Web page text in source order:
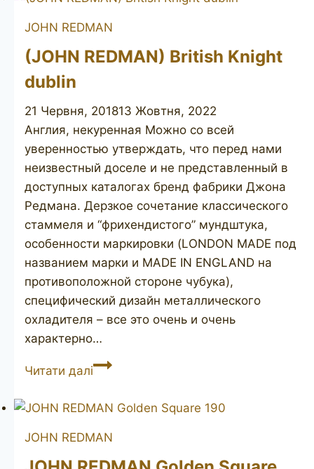
Luxe
JOHN REDMAN
(JOHN REDMAN) British Knight
dublin
21 Червня, 201813 Жовтня, 2022
Англия, некуренная Можно со всей
уверенностью утверждать, что перед нами
неизвестный доселе и не представленный в
доступных каталогах бренд фабрики Джона
Редмана. Дерзкое сочетание классического
стаммеля и “фрихендистого” мундштука,
особенности маркировки (LONDON MADE под
названием марки и MADE IN ENGLAND на
противоположной стороне чубука),
специфический дизайн металлического
охладителя – все это очень и очень
характерно…
Читати далі(JOHN
British
dublin
JOHN REDMAN